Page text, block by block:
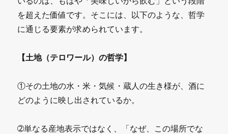
を超えた価値です。そこには、以下のような、哲学
に通じる要素が求められています。
【土地（テロワール）の哲学】
①その土地の水・米・気候・蔵人の生き様が、酒に
どのように映し出されているか。
➁単なる産地表示ではなく、「なぜ、この場所でな